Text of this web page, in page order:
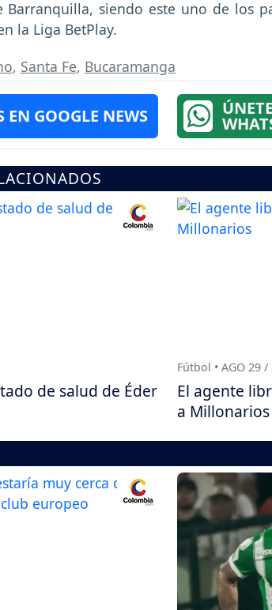
Barranquilla, siendo este uno de los
la Liga BetPlay.
, Santa Fe, Bucaramanga
EN GOOGLE NEWS
de salud de Éder
Fútbol • AGO 29 /
El agente
a Millonarios